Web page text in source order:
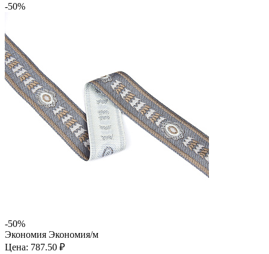
-50%
-50%
Экономия Экономия/м
Цена: 787.50 ₽